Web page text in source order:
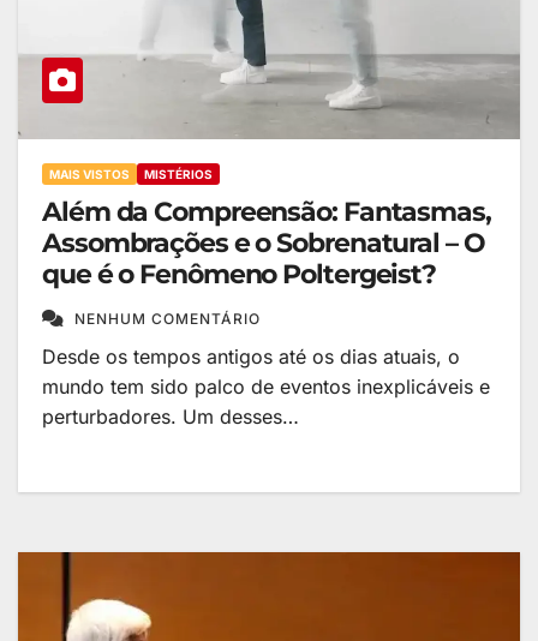
MAIS VISTOS MISTÉRIOS
Além da Compreensão: Fantasmas,
Assombrações e o Sobrenatural – O
que é o Fenômeno Poltergeist?
NENHUM COMENTÁRIO
Desde os tempos antigos até os dias atuais, o
mundo tem sido palco de eventos inexplicáveis e
perturbadores. Um desses…